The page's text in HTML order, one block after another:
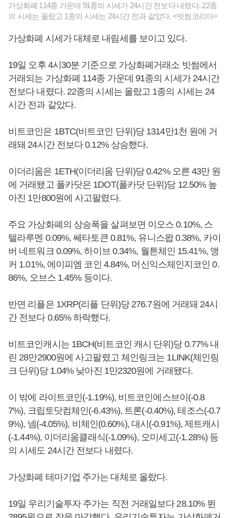
가상화폐 114종 가운데 91종의 시세가 24시간 전보다 내렸다. 22종
의 시세는 올랐고 1종의 시세는 24시간 전과 같았다. <빗썸코리아>
가상화폐 시세가 대체로 내림세를 보이고 있다.
19일 오후 4시30분 기준으로 가상화폐거래소 빗썸에서
거래되는 가상화폐 114종 가운데 91종의 시세가 24시간
전보다 내렸다. 22종의 시세는 올랐고 1종의 시세는 24
시간 전과 같았다.
비트코인은 1BTC(비트코인 단위)당 1314만1천 원에 거
래돼 24시간 전보다 0.12% 상승했다.
이더리움은 1ETH(이더리움 단위)당 0.42% 오른 43만 원
에 거래됐고 폴카닷은 1DOT(폴카닷 단위)당 12.50% 높
아진 1만800원에 사고팔렸다.
주요 가상화폐의 상승폭을 살펴보면 이오스 0.10%, 스
텔라루멘 0.09%, 쎄타토큰 0.81%, 유니스왑 0.38%, 카이
버 네트워크 0.09%, 하이브 0.34%, 월튼체인 15.41%, 앵
커 1.01%, 에이피엠 코인 4.84%, 머신익스체인지코인 0.
86%, 오브스 1.45% 등이다.
반면 리플은 1XRP(리플 단위)당 276.7원에 거래돼 24시
간 전보다 0.65% 하락했다.
비트코인캐시는 1BCH(비트코인 캐시 단위)당 0.77% 내
린 28만2900원에 사고팔렸고 체인링크는 1LINK(체인링
크 단위)당 1.04% 낮아진 1만2320원에 거래됐다.
이 밖에 라이트코인(-1.19%), 비트코인에스브이(-0.8
7%), 크립토닷컴체인(-6.43%), 트론(-0.40%), 테조스(-0.7
9%), 넴(-4.05%), 비체인(0.60%), 대시(-0.91%), 제트캐시
(-1.44%), 이더리움클래식(-1.09%), 오미세고(-1.28%) 등
의 시세도 24시간 전보다 내렸다.
가상화폐 테마기업 주가는 대체로 올랐다.
19일 우리기술투자 주가는 직전 거래일보다 28.10% 뛴